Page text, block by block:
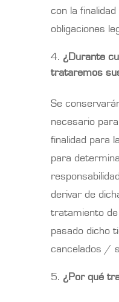
con la
obligaciones
¿Durante
trataremos
Se
necesario
finalidad para
para
derivar de
tratamiento de
pasado dicho
cancelados /
¿Por qué